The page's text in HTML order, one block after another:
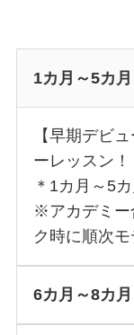
1カ月～5カ月
【早期デビ
ーレッスン！
＊1カ月～5
※アカデミー
ク時に順次モ
6カ月～8カ月